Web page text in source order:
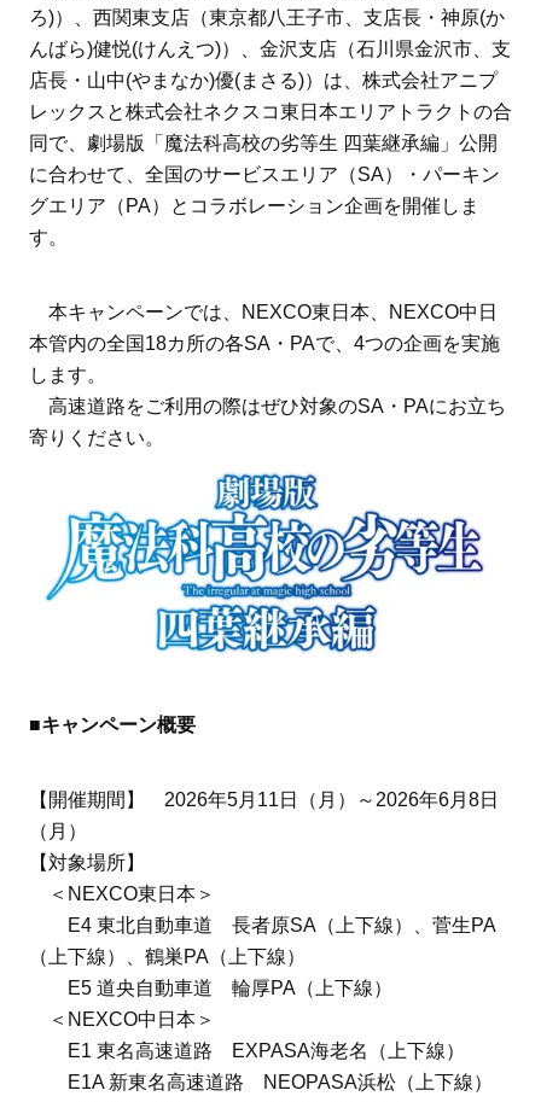
ろ)）、西関東支店（東京都八王子市、支店長・神原(か
んばら)健悦(けんえつ)）、金沢支店（石川県金沢市、支
店長・山中(やまなか)優(まさる)）は、株式会社アニプ
レックスと株式会社ネクスコ東日本エリアトラクトの合
同で、劇場版「魔法科高校の劣等生 四葉継承編」公開
に合わせて、全国のサービスエリア（SA）・パーキン
グエリア（PA）とコラボレーション企画を開催しま
す。
本キャンペーンでは、NEXCO東日本、NEXCO中日
本管内の全国18カ所の各SA・PAで、4つの企画を実施
します。
高速道路をご利用の際はぜひ対象のSA・PAにお立ち
寄りください。
■キャンペーン概要
【開催期間】 2026年5月11日（月）～2026年6月8日
（月）
【対象場所】
＜NEXCO東日本＞
E4 東北自動車道 長者原SA（上下線）、菅生PA
（上下線）、鶴巣PA（上下線）
E5 道央自動車道 輪厚PA（上下線）
＜NEXCO中日本＞
E1 東名高速道路 EXPASA海老名（上下線）
E1A 新東名高速道路 NEOPASA浜松（上下線）